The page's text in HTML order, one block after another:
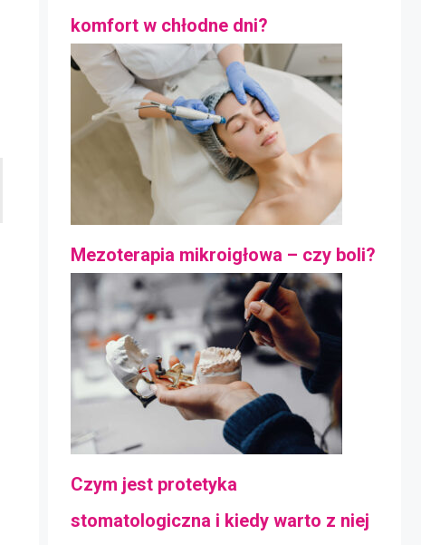
komfort w chłodne dni?
Mezoterapia mikroigłowa – czy boli?
Czym jest protetyka
stomatologiczna i kiedy warto z niej